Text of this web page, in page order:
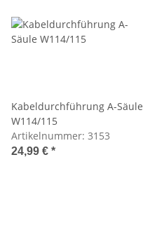
Kabeldurchführung A-Säule
W114/115
Artikelnummer: 3153
24,99 € *